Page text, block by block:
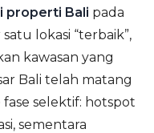
properti Bali pada
lokasi “terbaik”,
kawasan yang
Bali telah matang
selektif: hotspot
sementara